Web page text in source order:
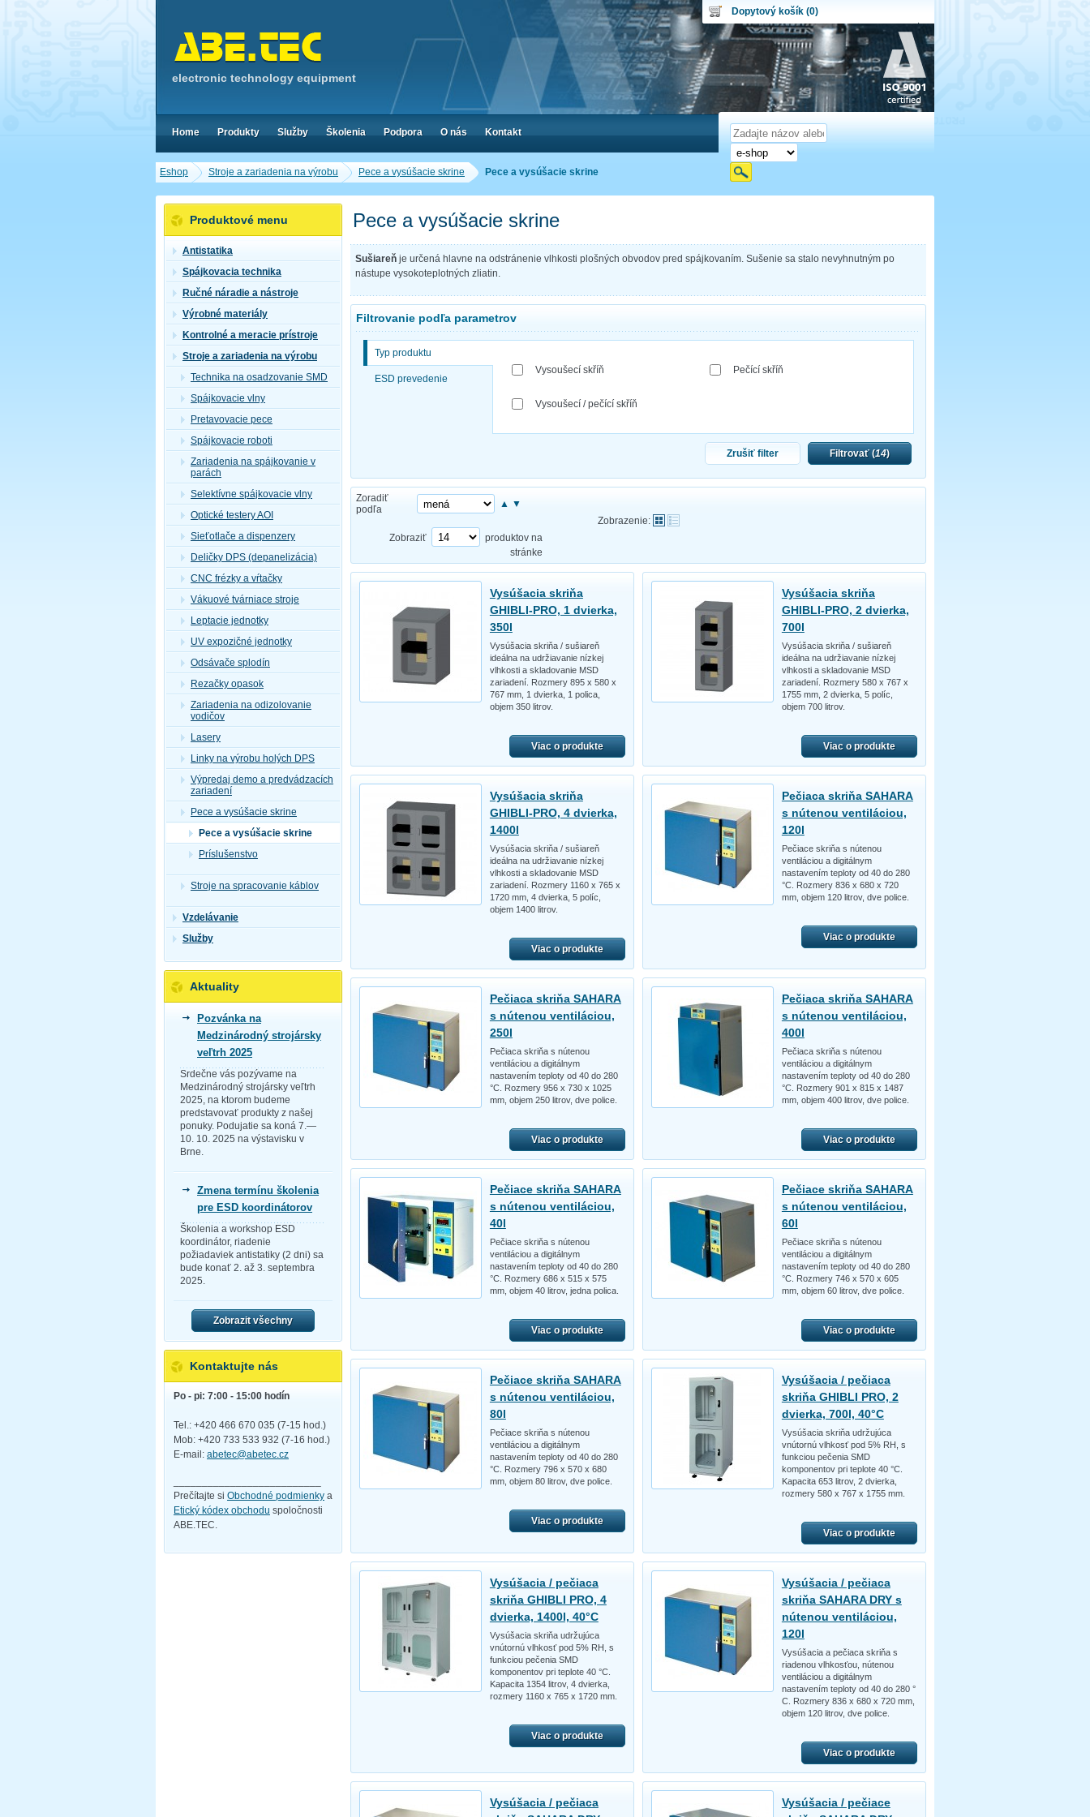
Eshop Stroje a zariadenia na výrobu Pece a vysúšacie skrine Pece a vysúšacie skrine
Pece a vysúšacie skrine
Sušiareň je určená hlavne na odstránenie vlhkosti plošných obvodov pred spájkovaním. Sušenie sa stalo nevyhnutným po
nástupe vysokoteplotných zliatin.
Filtrovanie podľa parametrov
Typ produktu
ESD prevedenie
Vysoušecí skříň
Vysoušecí / pečící skříň
Pečící skříň
Zrušiť filter Filtrovať (14)
Zoradiť
podľa
▲ ▼
Zobrazenie:
Zobraziť
produktov na
stránke
Vysúšacia skriňa
GHIBLI-PRO, 1 dvierka,
350l
Vysúšacia skriňa / sušiareň
ideálna na udržiavanie nízkej
vlhkosti a skladovanie MSD
zariadení. Rozmery 895 x 580 x
767 mm, 1 dvierka, 1 polica,
objem 350 litrov.
Viac o produkte
Vysúšacia skriňa
GHIBLI-PRO, 2 dvierka,
700l
Vysúšacia skriňa / sušiareň
ideálna na udržiavanie nízkej
vlhkosti a skladovanie MSD
zariadení. Rozmery 580 x 767 x
1755 mm, 2 dvierka, 5 políc,
objem 700 litrov.
Viac o produkte
Vysúšacia skriňa
GHIBLI-PRO, 4 dvierka,
1400l
Vysúšacia skriňa / sušiareň
ideálna na udržiavanie nízkej
vlhkosti a skladovanie MSD
zariadení. Rozmery 1160 x 765 x
1720 mm, 4 dvierka, 5 políc,
objem 1400 litrov.
Viac o produkte
Pečiaca skriňa SAHARA
s nútenou ventiláciou,
120l
Pečiace skriňa s nútenou
ventiláciou a digitálnym
nastavením teploty od 40 do 280
°C. Rozmery 836 x 680 x 720
mm, objem 120 litrov, dve police.
Viac o produkte
Pečiaca skriňa SAHARA
s nútenou ventiláciou,
250l
Pečiaca skriňa s nútenou
ventiláciou a digitálnym
nastavením teploty od 40 do 280
°C. Rozmery 956 x 730 x 1025
mm, objem 250 litrov, dve police.
Viac o produkte
Pečiaca skriňa SAHARA
s nútenou ventiláciou,
400l
Pečiaca skriňa s nútenou
ventiláciou a digitálnym
nastavením teploty od 40 do 280
°C. Rozmery 901 x 815 x 1487
mm, objem 400 litrov, dve police.
Viac o produkte
Pečiace skriňa SAHARA
s nútenou ventiláciou,
40l
Pečiace skriňa s nútenou
ventiláciou a digitálnym
nastavením teploty od 40 do 280
°C. Rozmery 686 x 515 x 575
mm, objem 40 litrov, jedna polica.
Viac o produkte
Pečiace skriňa SAHARA
s nútenou ventiláciou,
60l
Pečiace skriňa s nútenou
ventiláciou a digitálnym
nastavením teploty od 40 do 280
°C. Rozmery 746 x 570 x 605
mm, objem 60 litrov, dve police.
Viac o produkte
Pečiace skriňa SAHARA
s nútenou ventiláciou,
80l
Pečiace skriňa s nútenou
ventiláciou a digitálnym
nastavením teploty od 40 do 280
°C. Rozmery 796 x 570 x 680
mm, objem 80 litrov, dve police.
Viac o produkte
Vysúšacia / pečiaca
skriňa GHIBLI PRO, 2
dvierka, 700l, 40°C
Vysúšacia skriňa udržujúca
vnútornú vlhkosť pod 5% RH, s
funkciou pečenia SMD
komponentov pri teplote 40 °C.
Kapacita 653 litrov, 2 dvierka,
rozmery 580 x 767 x 1755 mm.
Viac o produkte
Vysúšacia / pečiaca
skriňa GHIBLI PRO, 4
dvierka, 1400l, 40°C
Vysúšacia skriňa udržujúca
vnútornú vlhkosť pod 5% RH, s
funkciou pečenia SMD
komponentov pri teplote 40 °C.
Kapacita 1354 litrov, 4 dvierka,
rozmery 1160 x 765 x 1720 mm.
Viac o produkte
Vysúšacia / pečiaca
skriňa SAHARA DRY s
nútenou ventiláciou,
120l
Vysúšacia a pečiaca skriňa s
riadenou vlhkosťou, nútenou
ventiláciou a digitálnym
nastavením teploty od 40 do 280 °
C. Rozmery 836 x 680 x 720 mm,
objem 120 litrov, dve police.
Viac o produkte
Vysúšacia / pečiaca
Vysúšacia / pečiace
Produktové menu
Antistatika
Spájkovacia technika
Ručné náradie a nástroje
Výrobné materiály
Kontrolné a meracie prístroje
Stroje a zariadenia na výrobu
Technika na osadzovanie SMD
Spájkovacie vlny
Pretavovacie pece
Spájkovacie roboti
Zariadenia na spájkovanie v
parách
Selektívne spájkovacie vlny
Optické testery AOI
Sieťotlače a dispenzery
Deličky DPS (depanelizácia)
CNC frézky a vŕtačky
Vákuové tvárniace stroje
Leptacie jednotky
UV expozičné jednotky
Odsávače splodín
Rezačky opasok
Zariadenia na odizolovanie
vodičov
Lasery
Linky na výrobu holých DPS
Výpredaj demo a predvádzacích
zariadení
Pece a vysúšacie skrine
Pece a vysúšacie skrine
Príslušenstvo
Stroje na spracovanie káblov
Vzdelávanie
Služby
Aktuality
Pozvánka na
Medzinárodný strojársky
veľtrh 2025
Srdečne vás pozývame na
Medzinárodný strojársky veľtrh
2025, na ktorom budeme
predstavovať produkty z našej
ponuky. Podujatie sa koná 7.—
10. 10. 2025 na výstavisku v
Brne.
Zmena termínu školenia
pre ESD koordinátorov
Školenia a workshop ESD
koordinátor, riadenie
požiadaviek antistatiky (2 dni) sa
bude konať 2. až 3. septembra
2025.
Zobrazit všechny
Kontaktujte nás
Po - pi: 7:00 - 15:00 hodín
Tel.: +420 466 670 035 (7-15 hod.)
Mob: +420 733 533 932 (7-16 hod.)
E-mail: abetec@abetec.cz
Prečítajte si Obchodné podmienky a
Etický kódex obchodu spoločnosti
ABE.TEC.
electronic technology equipment
Dopytový košík (0)
Dopytový košík je prázdny!
Obsah košíka
Počet produktov:0
Home Produkty Služby Školenia Podpora O nás Kontakt